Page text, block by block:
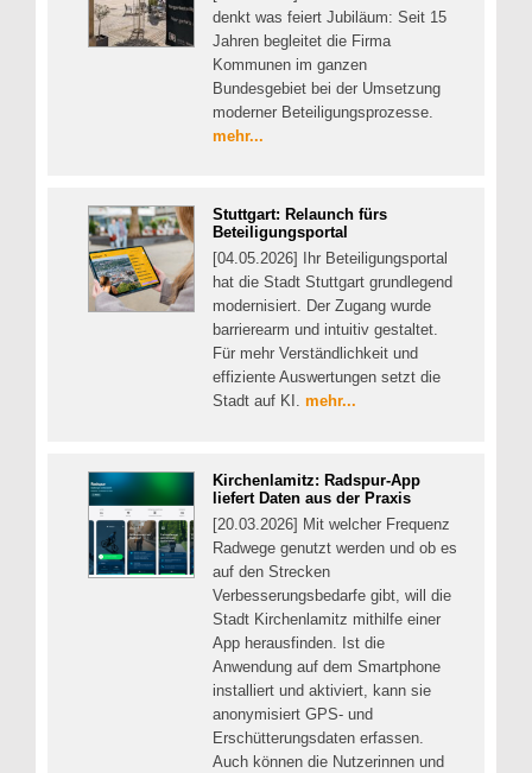
denkt was feiert Jubiläum: Seit 15
Jahren begleitet die Firma
Kommunen im ganzen
Bundesgebiet bei der Umsetzung
moderner Beteiligungsprozesse.
mehr...
Stuttgart: Relaunch fürs
Beteiligungsportal
[04.05.2026] Ihr Beteiligungsportal
hat die Stadt Stuttgart grundlegend
modernisiert. Der Zugang wurde
barrierearm und intuitiv gestaltet.
Für mehr Verständlichkeit und
effiziente Auswertungen setzt die
Stadt auf KI. mehr...
Kirchenlamitz: Radspur-App
liefert Daten aus der Praxis
[20.03.2026] Mit welcher Frequenz
Radwege genutzt werden und ob es
auf den Strecken
Verbesserungsbedarfe gibt, will die
Stadt Kirchenlamitz mithilfe einer
App herausfinden. Ist die
Anwendung auf dem Smartphone
installiert und aktiviert, kann sie
anonymisiert GPS- und
Erschütterungsdaten erfassen.
Auch können die Nutzerinnen und